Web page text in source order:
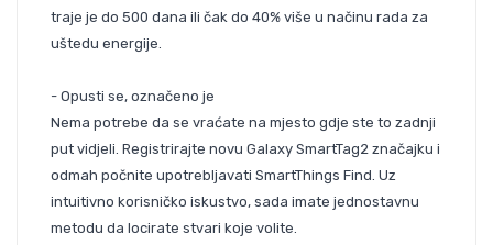
traje je do 500 dana ili čak do 40% više u načinu rada za
uštedu energije.
- Opusti se, označeno je
Nema potrebe da se vraćate na mjesto gdje ste to zadnji
put vidjeli. Registrirajte novu Galaxy SmartTag2 značajku i
odmah počnite upotrebljavati SmartThings Find. Uz
intuitivno korisničko iskustvo, sada imate jednostavnu
metodu da locirate stvari koje volite.